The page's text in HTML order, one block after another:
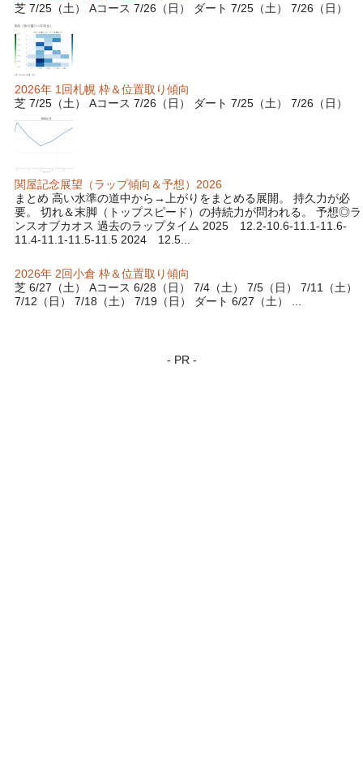
芝 7/25（土） Aコース 7/26（日） ダート 7/25（土） 7/26（日）
2026年 1回札幌 枠＆位置取り傾向
芝 7/25（土） Aコース 7/26（日） ダート 7/25（土） 7/26（日）
関屋記念展望（ラップ傾向＆予想）2026
まとめ 高い水準の道中から→上がりをまとめる展開。 持久力が必
要。 切れ＆末脚（トップスピード）の持続力が問われる。 予想◎ラ
ンスオブカオス 過去のラップタイム 2025 12.2-10.6-11.1-11.6-
11.4-11.1-11.5-11.5 2024 12.5...
2026年 2回小倉 枠＆位置取り傾向
芝 6/27（土） Aコース 6/28（日） 7/4（土） 7/5（日） 7/11（土）
7/12（日） 7/18（土） 7/19（日） ダート 6/27（土） ...
- PR -